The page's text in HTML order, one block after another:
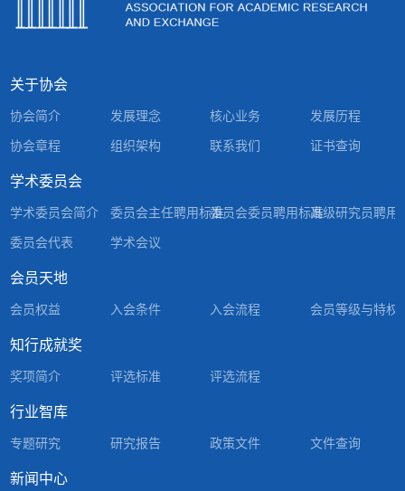
关于协会
协会简介 发展理念 核心业务 发展历程
协会章程 组织架构 联系我们 证书查询
学术委员会
学术委员会简介 委员会主任聘用标准委员会委员聘用标准高级研究员聘用
委员会代表 学术会议
会员天地
会员权益 入会条件 入会流程 会员等级与特权
知行成就奖
奖项简介 评选标准 评选流程
行业智库
专题研究 研究报告 政策文件 文件查询
新闻中心